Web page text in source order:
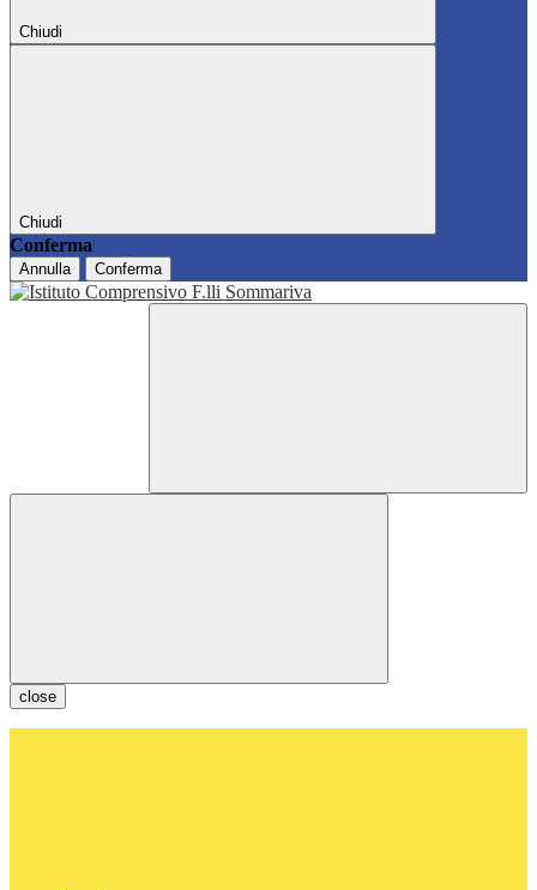
Chiudi
Chiudi
Conferma
Annulla Conferma
close